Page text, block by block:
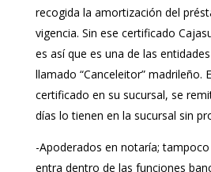
recogida la amortización del
vigencia. Sin ese certificado
es así que es una de las
llamado “Canceleitor” madrileño.
certificado en su sucursal, se
días lo tienen en la sucursal sin
-Apoderados en notaría;
entra dentro de las funciones